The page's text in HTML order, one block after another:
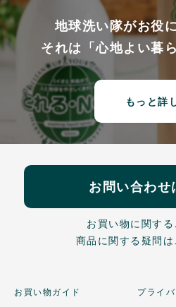
地球洗い隊がお役
それは「心地よい暮
もっと詳
お問い合わせ
お買い物に関する
商品に関する疑問は
お買い物ガイド プライ